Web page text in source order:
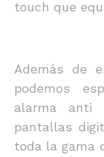
touch que
Además de
podemos
alarma anti
pantallas
toda la gama